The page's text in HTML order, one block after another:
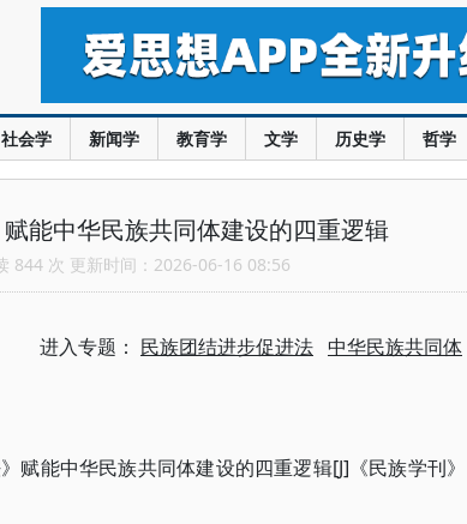
社会学 新闻学 教育学 文学 历史学 哲学
能中华民族共同体建设的四重逻辑
844 次 更新时间：2026-06-16 08:56
进入专题： 民族团结进步促进法 中华民族共同体
赋能中华民族共同体建设的四重逻辑[J]《民族学刊》